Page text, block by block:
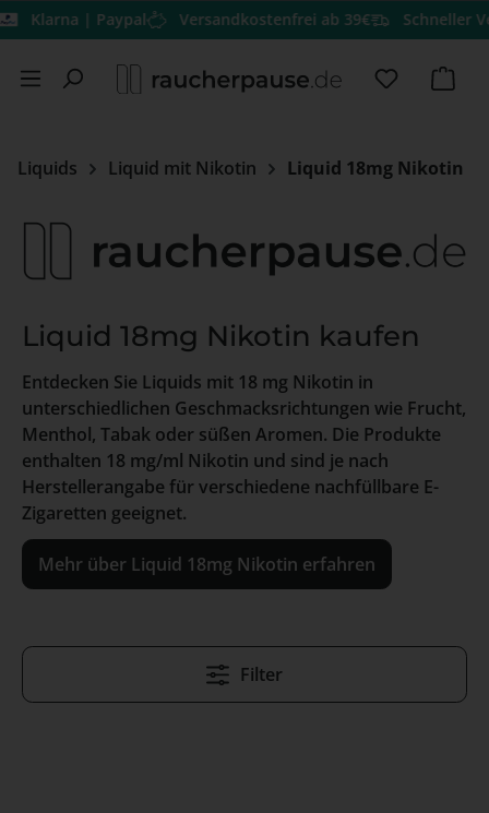
Zum Hauptinhalt springen
| Paypal Versandkostenfrei ab 39€ Schneller
Du hast
Liquids Liquid mit Nikotin Liquid 18mg Nikotin
Liquid 18mg Nikotin kaufen
Entdecken Sie Liquids mit 18 mg Nikotin in
unterschiedlichen Geschmacksrichtungen wie Frucht,
Menthol, Tabak oder süßen Aromen. Die Produkte
enthalten 18 mg/ml Nikotin und sind je nach
Herstellerangabe für verschiedene nachfüllbare E-
Zigaretten geeignet.
Mehr über Liquid 18mg Nikotin erfahren
Filter